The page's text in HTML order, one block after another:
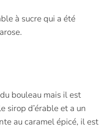
à sucre qui a été
bouleau mais il est
sirop d’érable et a un
au caramel épicé, il est